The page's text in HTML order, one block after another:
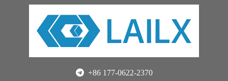
+86 177-0622-2370